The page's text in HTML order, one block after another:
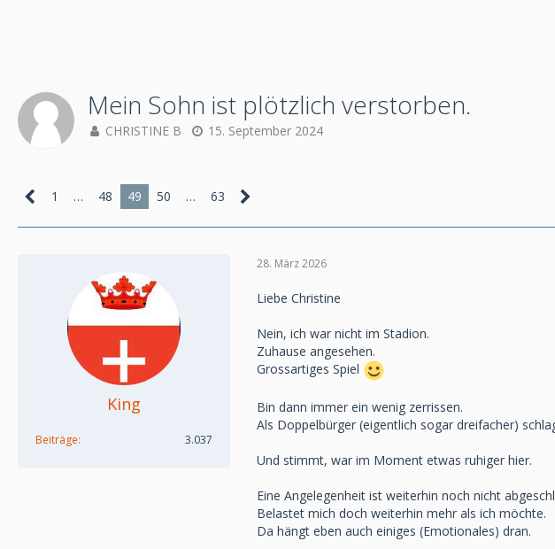
Mein Sohn ist plötzlich verstorben.
CHRISTINE B 15. September 2024
1 … 48 49 50 … 63
King
Beiträge 3.037
28. März 2026
Liebe Christine
Nein, ich war nicht im Stadion.
Zuhause angesehen.
Grossartiges Spiel
Bin dann immer ein wenig zerrissen.
Als Doppelbürger (eigentlich sogar dreifacher)
Und stimmt, war im Moment etwas ruhiger hier.
Eine Angelegenheit ist weiterhin noch nicht
Belastet mich doch weiterhin mehr als ich möchte.
Da hängt eben auch einiges (Emotionales) dran.